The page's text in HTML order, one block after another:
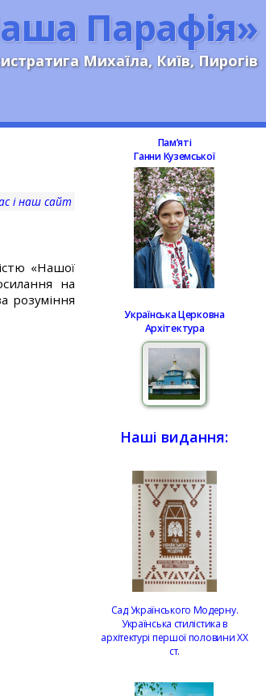
Парафія»
Михаїла, Київ, Пирогів
і наш сайт
«Нашої
на
розуміння
Памʼяті
Ганни Куземської
Українська Церковна
Архітектура
Наші видання:
Сад Українського Модерну.
Українська стилістика в
архітектурі першої половини ХХ
ст.